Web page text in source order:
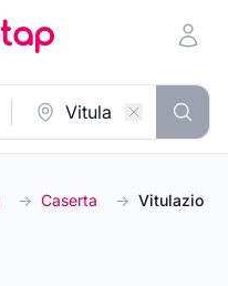
→ Caserta → Vitulazio